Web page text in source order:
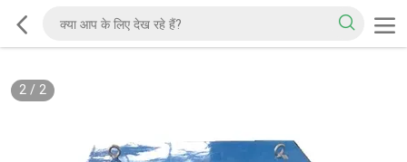
2/ 2